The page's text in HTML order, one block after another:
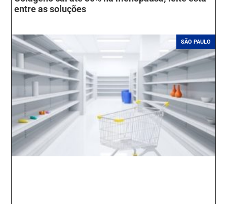
entre as soluções
SÃO PAULO